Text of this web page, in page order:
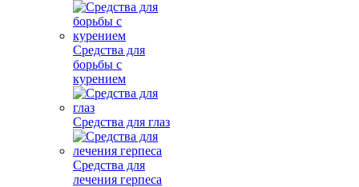
Средства для
борьбы с
курением
Средства для глаз
Средства для
лечения герпеса